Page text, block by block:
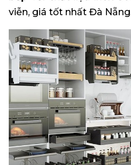
viễn, giá tốt nhất Đà